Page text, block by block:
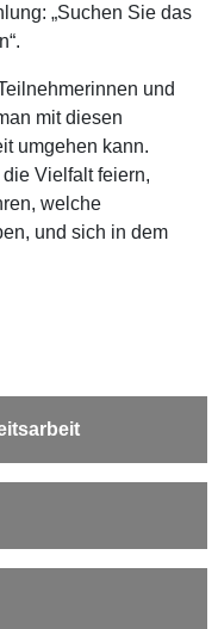
„Suchen Sie das
und
mit diesen
umgehen kann.
Vielfalt feiern,
welche
und sich in dem